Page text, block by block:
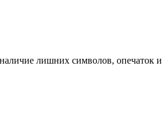
лишних символов, опечаток и